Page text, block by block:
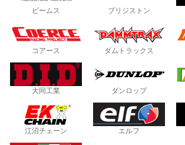
ビームス ブリジストン
コアース ダムトラックス
大同工業 ダンロップ
江沼チェーン エルフ